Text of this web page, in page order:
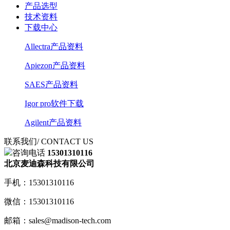
产品选型
技术资料
下载中心
Allectra产品资料
Apiezon产品资料
SAES产品资料
Igor pro软件下载
Agilent产品资料
联系我们/ CONTACT US
咨询电话 15301310116
北京麦迪森科技有限公司
手机：15301310116
微信：15301310116
邮箱：sales@madison-tech.com